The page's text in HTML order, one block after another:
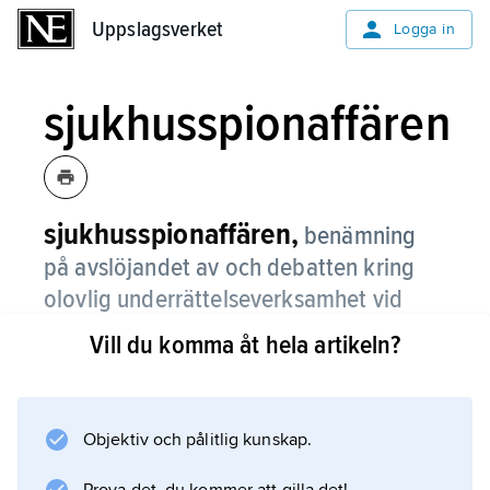
Uppslagsverket Logga in
sjukhusspionaffären
sjukhusspionaffären, benämning
på avslöjandet av och debatten kring
olovlig underrättelseverksamhet vid
sjukvårdsförvaltningen i Göteborg.
sjukvårdsförvaltningen i Göteborg spionerade
Vill du komma åt hela artikeln?
Objektiv och pålitlig kunskap.